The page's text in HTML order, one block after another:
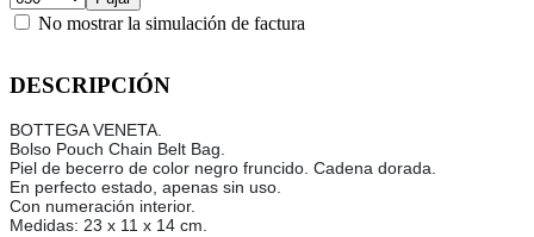
No mostrar la simulación de factura
DESCRIPCIÓN
BOTTEGA VENETA.
Bolso Pouch Chain Belt Bag.
Piel de becerro de color negro fruncido. Cadena dorada.
En perfecto estado, apenas sin uso.
Con numeración interior.
Medidas: 23 x 11 x 14 cm.